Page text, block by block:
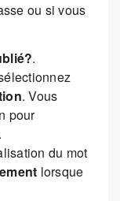
ou si vous
.
. Vous
pour
du mot
lorsque